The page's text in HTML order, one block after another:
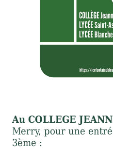
Au COLLEGE
Merry, pour une
3ème :